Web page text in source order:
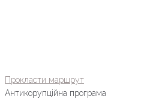
Прокласти маршрут
Антикорупційна програма